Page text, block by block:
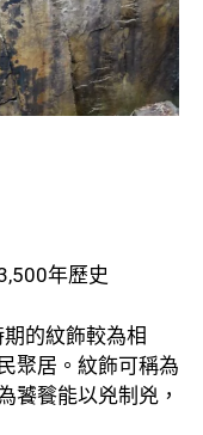
年歷史
的紋飾較為相
聚居。紋飾可稱為
饕餮能以兇制兇，